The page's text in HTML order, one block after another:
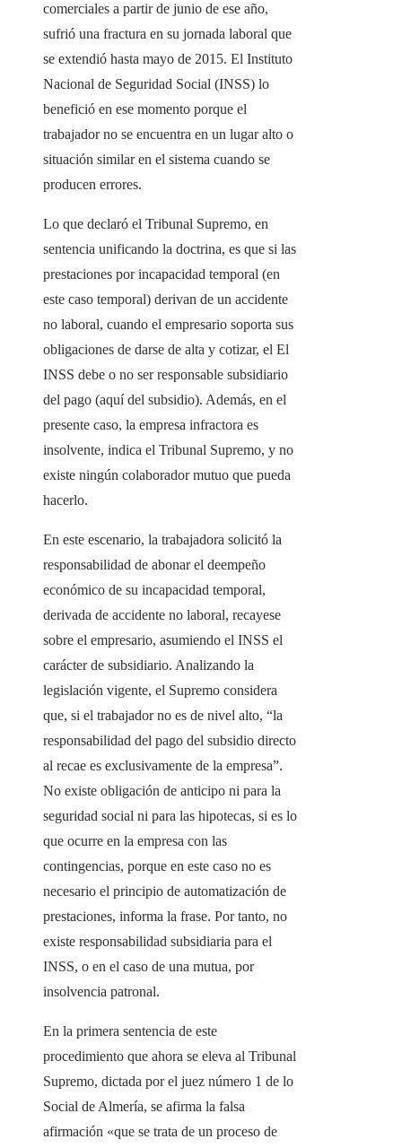
comerciales a partir de junio de ese año,
sufrió una fractura en su jornada laboral que
se extendió hasta mayo de 2015. El Instituto
Nacional de Seguridad Social (INSS) lo
benefició en ese momento porque el
trabajador no se encuentra en un lugar alto o
situación similar en el sistema cuando se
producen errores.
Lo que declaró el Tribunal Supremo, en
sentencia unificando la doctrina, es que si las
prestaciones por incapacidad temporal (en
este caso temporal) derivan de un accidente
no laboral, cuando el empresario soporta sus
obligaciones de darse de alta y cotizar, el El
INSS debe o no ser responsable subsidiario
del pago (aquí del subsidio). Además, en el
presente caso, la empresa infractora es
insolvente, indica el Tribunal Supremo, y no
existe ningún colaborador mutuo que pueda
hacerlo.
En este escenario, la trabajadora solicitó la
responsabilidad de abonar el deempeño
económico de su incapacidad temporal,
derivada de accidente no laboral, recayese
sobre el empresario, asumiendo el INSS el
carácter de subsidiario. Analizando la
legislación vigente, el Supremo considera
que, si el trabajador no es de nivel alto, “la
responsabilidad del pago del subsidio directo
al recae es exclusivamente de la empresa”.
No existe obligación de anticipo ni para la
seguridad social ni para las hipotecas, si es lo
que ocurre en la empresa con las
contingencias, porque en este caso no es
necesario el principio de automatización de
prestaciones, informa la frase. Por tanto, no
existe responsabilidad subsidiaria para el
INSS, o en el caso de una mutua, por
insolvencia patronal.
En la primera sentencia de este
procedimiento que ahora se eleva al Tribunal
Supremo, dictada por el juez número 1 de lo
Social de Almería, se afirma la falsa
afirmación «que se trata de un proceso de